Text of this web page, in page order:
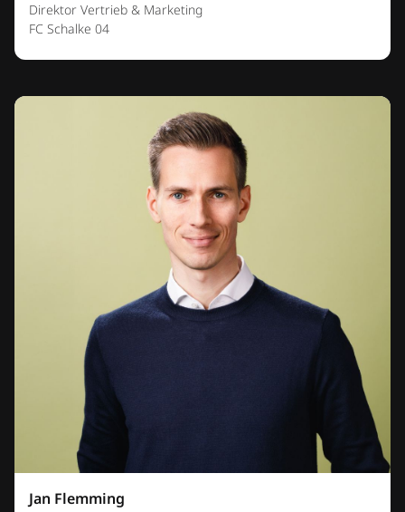
Direktor Vertrieb & Marketing
FC Schalke 04
Jan Flemming